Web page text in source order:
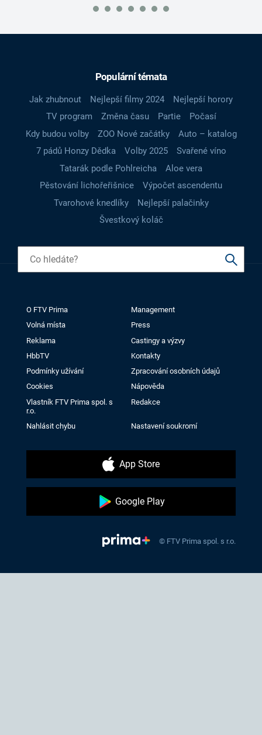
Populární témata
Jak zhubnout Nejlepší filmy 2024
Nejlepší horory
TV program
Změna času Partie
Počasí
Kdy budou volby
ZOO Nové začátky
Auto – katalog
7 pádů Honzy Dědka
Volby 2025
Svařené víno
Tatarák podle Pohlreicha
Aloe vera
Pěstování lichořeřišnice
Výpočet ascendentu
Tvarohové knedlíky
Nejlepší palačinky
Švestkový koláč
O FTV Prima
Management
Volná místa
Press
Reklama
Castingy a výzvy
HbbTV
Kontakty
Podmínky užívání
Zpracování osobních údajů
Cookies
Nápověda
Vlastník FTV Prima spol. s
r.o.
Redakce
Nahlásit chybu Nastavení soukromí
App Store
Google Play
© FTV Prima spol. s r.o.